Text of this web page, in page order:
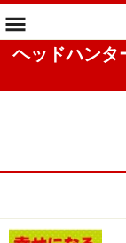
ヘッドハンタ